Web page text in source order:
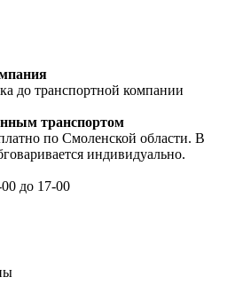
до транспортной компании
транспортом
по Смоленской области. В
индивидуально.
до 17-00